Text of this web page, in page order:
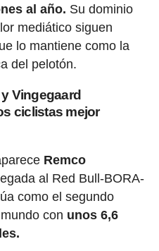
al año. Su dominio
mediático siguen
lo mantiene como la
del pelotón.
Vingegaard
ciclistas mejor
Remco
al Red Bull-BORA-
como el segundo
con unos 6,6